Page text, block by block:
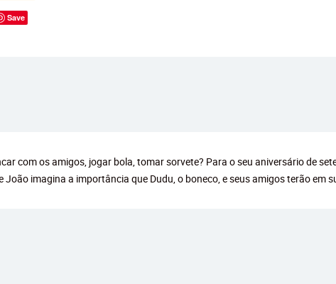
Save
com os amigos, jogar bola, tomar sorvete? Para o seu aniversário de
imagina a importância que Dudu, o boneco, e seus amigos terão em